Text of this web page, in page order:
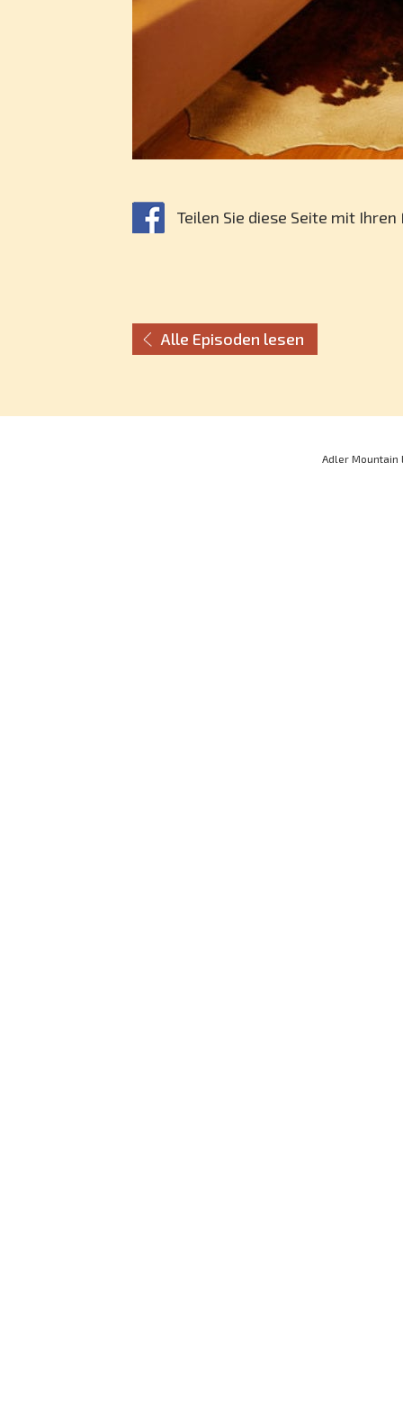
Teilen Sie diese Seite mit Ihren
Alle Episoden lesen
Adler Mountain